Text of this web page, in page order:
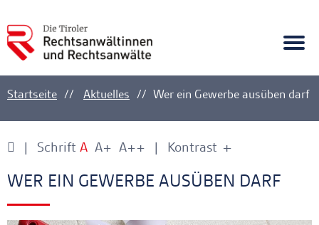
Ankerlink
Startseite Aktuelles Wer ein Gewerbe ausüben darf
Schrift A A+ A++ Kontrast +
-
Ankerlink
WER EIN GEWERBE AUSÜBEN DARF